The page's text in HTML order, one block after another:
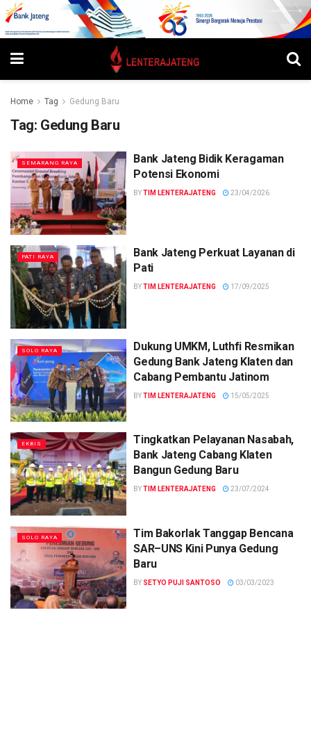
Home Tag Gedung Baru
Tag: Gedung Baru
SEMARANG RAYA
Bank Jateng Bidik Keragaman
Potensi Ekonomi
BYTIM LENTERAJATENG 23/04/2026
PATI RAYA
Bank Jateng Perkuat Layanan di
Pati
BYTIM LENTERAJATENG 17/09/2025
SOLO RAYA
Dukung UMKM, Luthfi Resmikan
Gedung Bank Jateng Klaten dan
Cabang Pembantu Jatinom
BYTIM LENTERAJATENG 15/05/2025
EKBIS
Tingkatkan Pelayanan Nasabah,
Bank Jateng Cabang Klaten
Bangun Gedung Baru
BYTIM LENTERAJATENG 23/07/2024
SOLO RAYA
Tim Bakorlak Tanggap Bencana
SAR–UNS Kini Punya Gedung
Baru
BY SETYO PUJI SANTOSO 03/03/2023